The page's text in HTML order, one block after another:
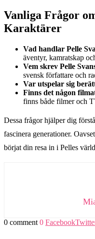
Vanliga Frågor
Karaktärer
Vad handlar Pelle
äventyr, kamratskap
Vem skrev Pelle
svensk författare och
Var utspelar sig
Finns det någon
finns både filmer och
Dessa frågor hjälper dig
fascinera generationer.
börjat din resa in i Pelles
0 comment 0 Facebook